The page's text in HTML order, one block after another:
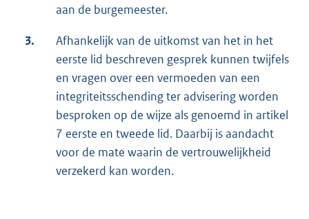
aan de burgemeester.
3.
Afhankelijk van de uitkomst van het in het
eerste lid beschreven gesprek kunnen twijfels
en vragen over een vermoeden van een
integriteitsschending ter advisering worden
besproken op de wijze als genoemd in artikel
7 eerste en tweede lid. Daarbij is aandacht
voor de mate waarin de vertrouwelijkheid
verzekerd kan worden.